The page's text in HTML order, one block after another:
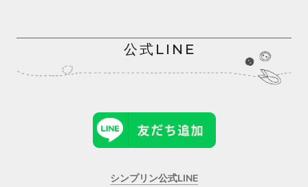
公式LINE
シンプリン公式LINE